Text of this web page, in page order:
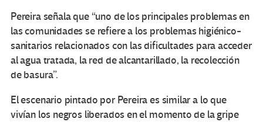
Pereira señala que “uno de los principales problemas en
las comunidades se refiere a los problemas higiénico-
sanitarios relacionados con las dificultades para acceder
al agua tratada, la red de alcantarillado, la recolección
de basura”.
El escenario pintado por Pereira es similar a lo que
vivían los negros liberados en el momento de la gripe